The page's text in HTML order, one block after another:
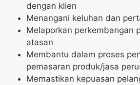
dengan klien
Menangani keluhan dan
Melaporkan perkembangan
atasan
Membantu dalam proses
pemasaran produk/jasa
Memastikan kepuasan